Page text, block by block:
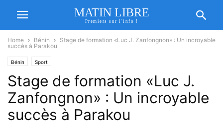
MATIN LIBRE
Premiers sur l'info !
Home Bénin
Stage de formation «Luc J. Zanfongnon» : Un incroyable
succès à Parakou
Bénin Sport
Stage de formation «Luc J.
Zanfongnon» : Un incroyable
succès à Parakou